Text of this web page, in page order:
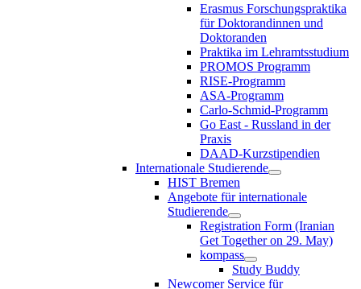
Erasmus Forschungspraktika
für Doktorandinnen und
Doktoranden
Praktika im Lehramtsstudium
PROMOS Programm
RISE-Programm
ASA-Programm
Carlo-Schmid-Programm
Go East - Russland in der
Praxis
DAAD-Kurzstipendien
Internationale Studierende
HIST Bremen
Angebote für internationale
Studierende
Registration Form (Iranian
Get Together on 29. May)
kompass
Study Buddy
Newcomer Service für